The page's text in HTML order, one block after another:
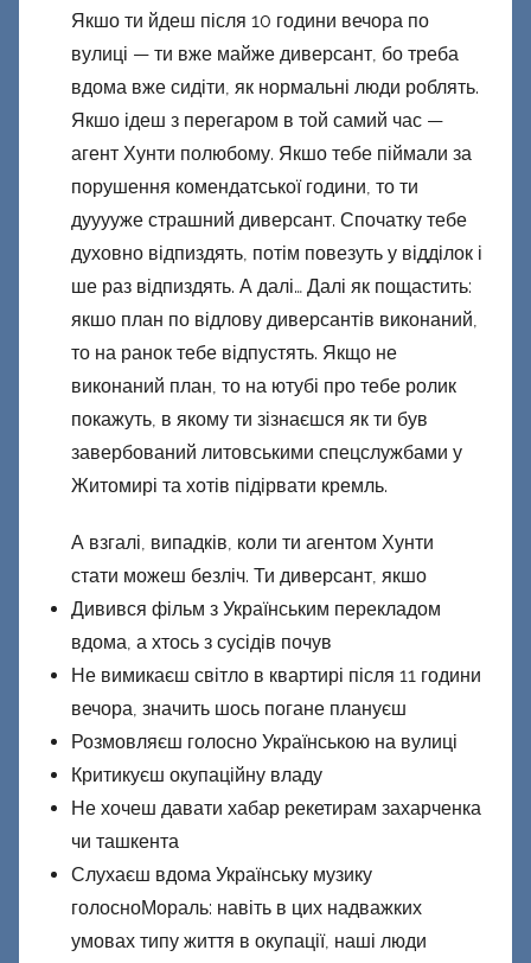
Якшо ти йдеш після 10 години вечора по
вулиці — ти вже майже диверсант, бо треба
вдома вже сидіти, як нормальні люди роблять.
Якшо ідеш з перегаром в той самий час —
агент Хунти полюбому. Якшо тебе піймали за
порушення комендатської години, то ти
дууууже страшний диверсант. Спочатку тебе
духовно відпиздять, потім повезуть у відділок і
ше раз відпиздять. А далі… Далі як пощастить:
якшо план по відлову диверсантів виконаний,
то на ранок тебе відпустять. Якщо не
виконаний план, то на ютубі про тебе ролик
покажуть, в якому ти зізнаєшся як ти був
завербований литовськими спецслужбами у
Житомирі та хотів підірвати кремль.
А взгалі, випадків, коли ти агентом Хунти
стати можеш безліч. Ти диверсант, якшо
Дивився фільм з Українським перекладом
вдома, а хтось з сусідів почув
Не вимикаєш світло в квартирі після 11 години
вечора, значить шось погане плануєш
Розмовляєш голосно Українською на вулиці
Критикуєш окупаційну владу
Не хочеш давати хабар рекетирам захарченка
чи ташкента
Слухаєш вдома Українську музику
голосноМораль: навіть в цих надважких
умовах типу життя в окупації, наші люди